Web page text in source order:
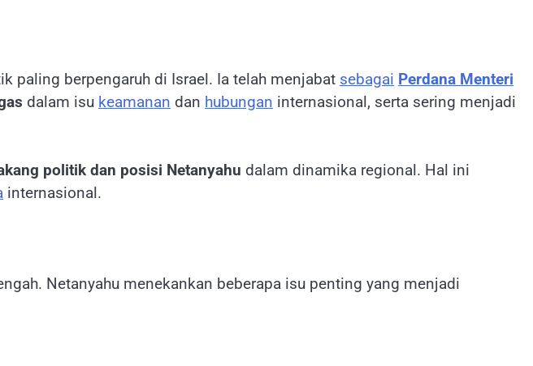
paling berpengaruh di Israel. Ia telah menjabat sebagai Perdana Menteri
dalam isu keamanan dan hubungan internasional, serta sering menjadi
politik dan posisi Netanyahu dalam dinamika regional. Hal ini
internasional.
Netanyahu menekankan beberapa isu penting yang menjadi